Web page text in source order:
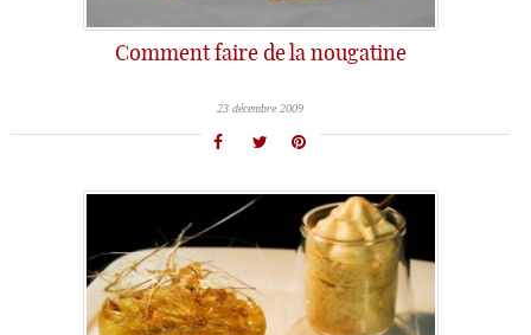
Comment faire de la nougatine
23 décembre 2009